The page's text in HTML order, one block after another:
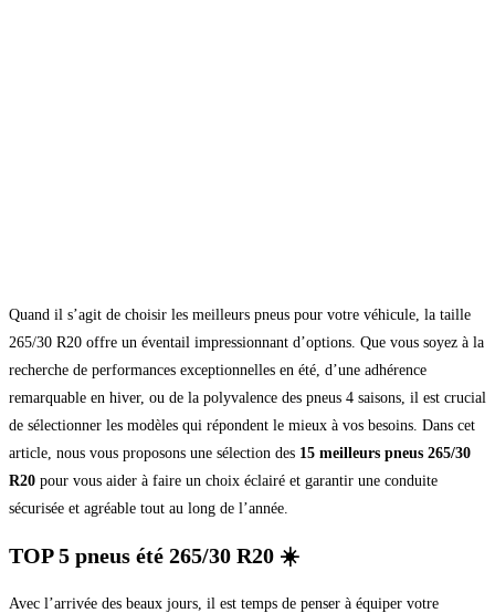
Quand il s’agit de choisir les meilleurs pneus pour votre véhicule, la taille
265/30 R20 offre un éventail impressionnant d’options. Que vous soyez à la
recherche de performances exceptionnelles en été, d’une adhérence
remarquable en hiver, ou de la polyvalence des pneus 4 saisons, il est crucial
de sélectionner les modèles qui répondent le mieux à vos besoins. Dans cet
article, nous vous proposons une sélection des 15 meilleurs pneus 265/30
R20 pour vous aider à faire un choix éclairé et garantir une conduite
sécurisée et agréable tout au long de l’année.
TOP 5 pneus été 265/30 R20 ☀️
Avec l’arrivée des beaux jours, il est temps de penser à équiper votre